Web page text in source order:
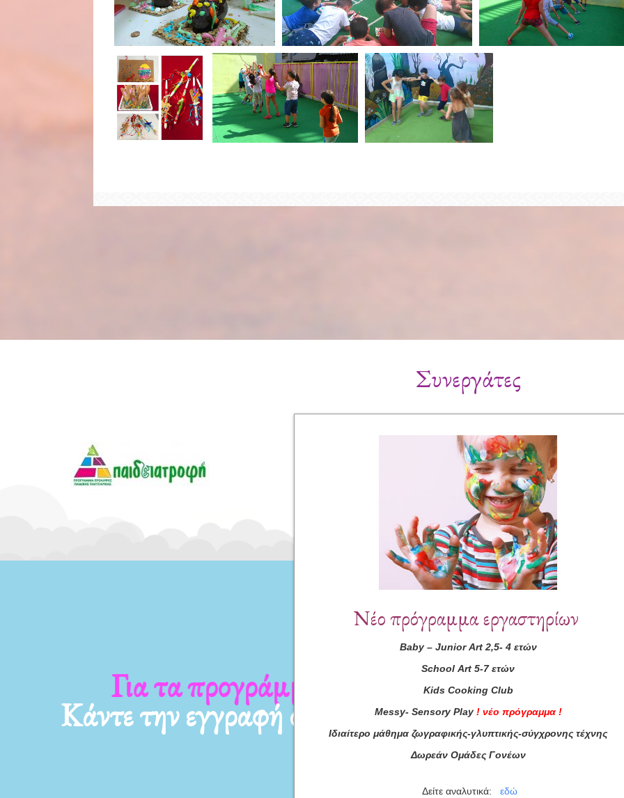
Συνεργάτες
Για τα προγράμματά μας
Κάντε την εγγραφή σας τώρα!
Νέο πρόγραμμα εργαστηρίων
Baby– Junior Art2,5- 4 ετών
School Art 5-7 ετών
Kids Cooking Club
Messy- Sensory Play ! νέο πρόγραμμα !
Ιδιαίτερο μάθημα ζωγραφικής-γλυπτικής-σύγχρονης τέχνης
Δωρεάν Ομάδες Γονέων
Δείτε αναλυτικά: εδώ